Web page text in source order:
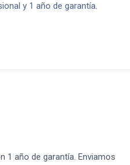
y 1 año de garantía.
1 año de garantía. Enviamos